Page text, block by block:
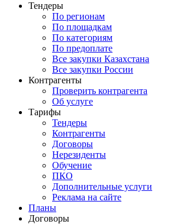
Тендеры
По регионам
По площадкам
По категориям
По предоплате
Все закупки Казахстана
Все закупки России
Контрагенты
Проверить контрагента
Об услуге
Тарифы
Тендеры
Контрагенты
Договоры
Нерезиденты
Обучение
ПКО
Дополнительные услуги
Реклама на сайте
Планы
Договоры